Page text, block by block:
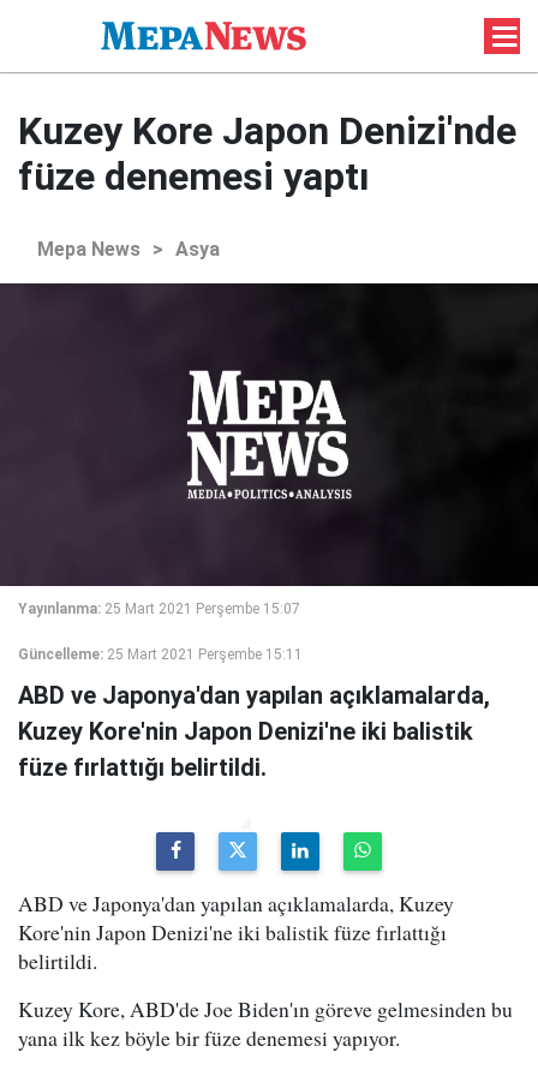
Kuzey Kore Japon Denizi'nde
füze denemesi yaptı
Mepa News > Asya
Yayınlanma: 25 Mart 2021 Perşembe 15:07
Güncelleme: 25 Mart 2021 Perşembe 15:11
ABD ve Japonya'dan yapılan açıklamalarda,
Kuzey Kore'nin Japon Denizi'ne iki balistik
füze fırlattığı belirtildi.
ABD ve Japonya'dan yapılan açıklamalarda, Kuzey
Kore'nin Japon Denizi'ne iki balistik füze fırlattığı
belirtildi.
Kuzey Kore, ABD'de Joe Biden'ın göreve gelmesinden bu
yana ilk kez böyle bir füze denemesi yapıyor.